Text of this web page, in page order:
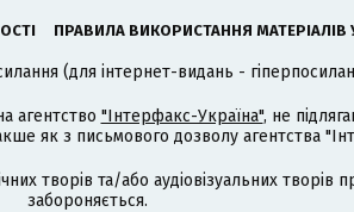
ПРАВИЛА ВИКОРИСТАННЯ МАТЕРІАЛІВ
(для інтернет-видань -
агентство "Інтерфакс-Україна", не
як з письмового дозволу агентства
творів та/або аудіовізуальних
забороняється.